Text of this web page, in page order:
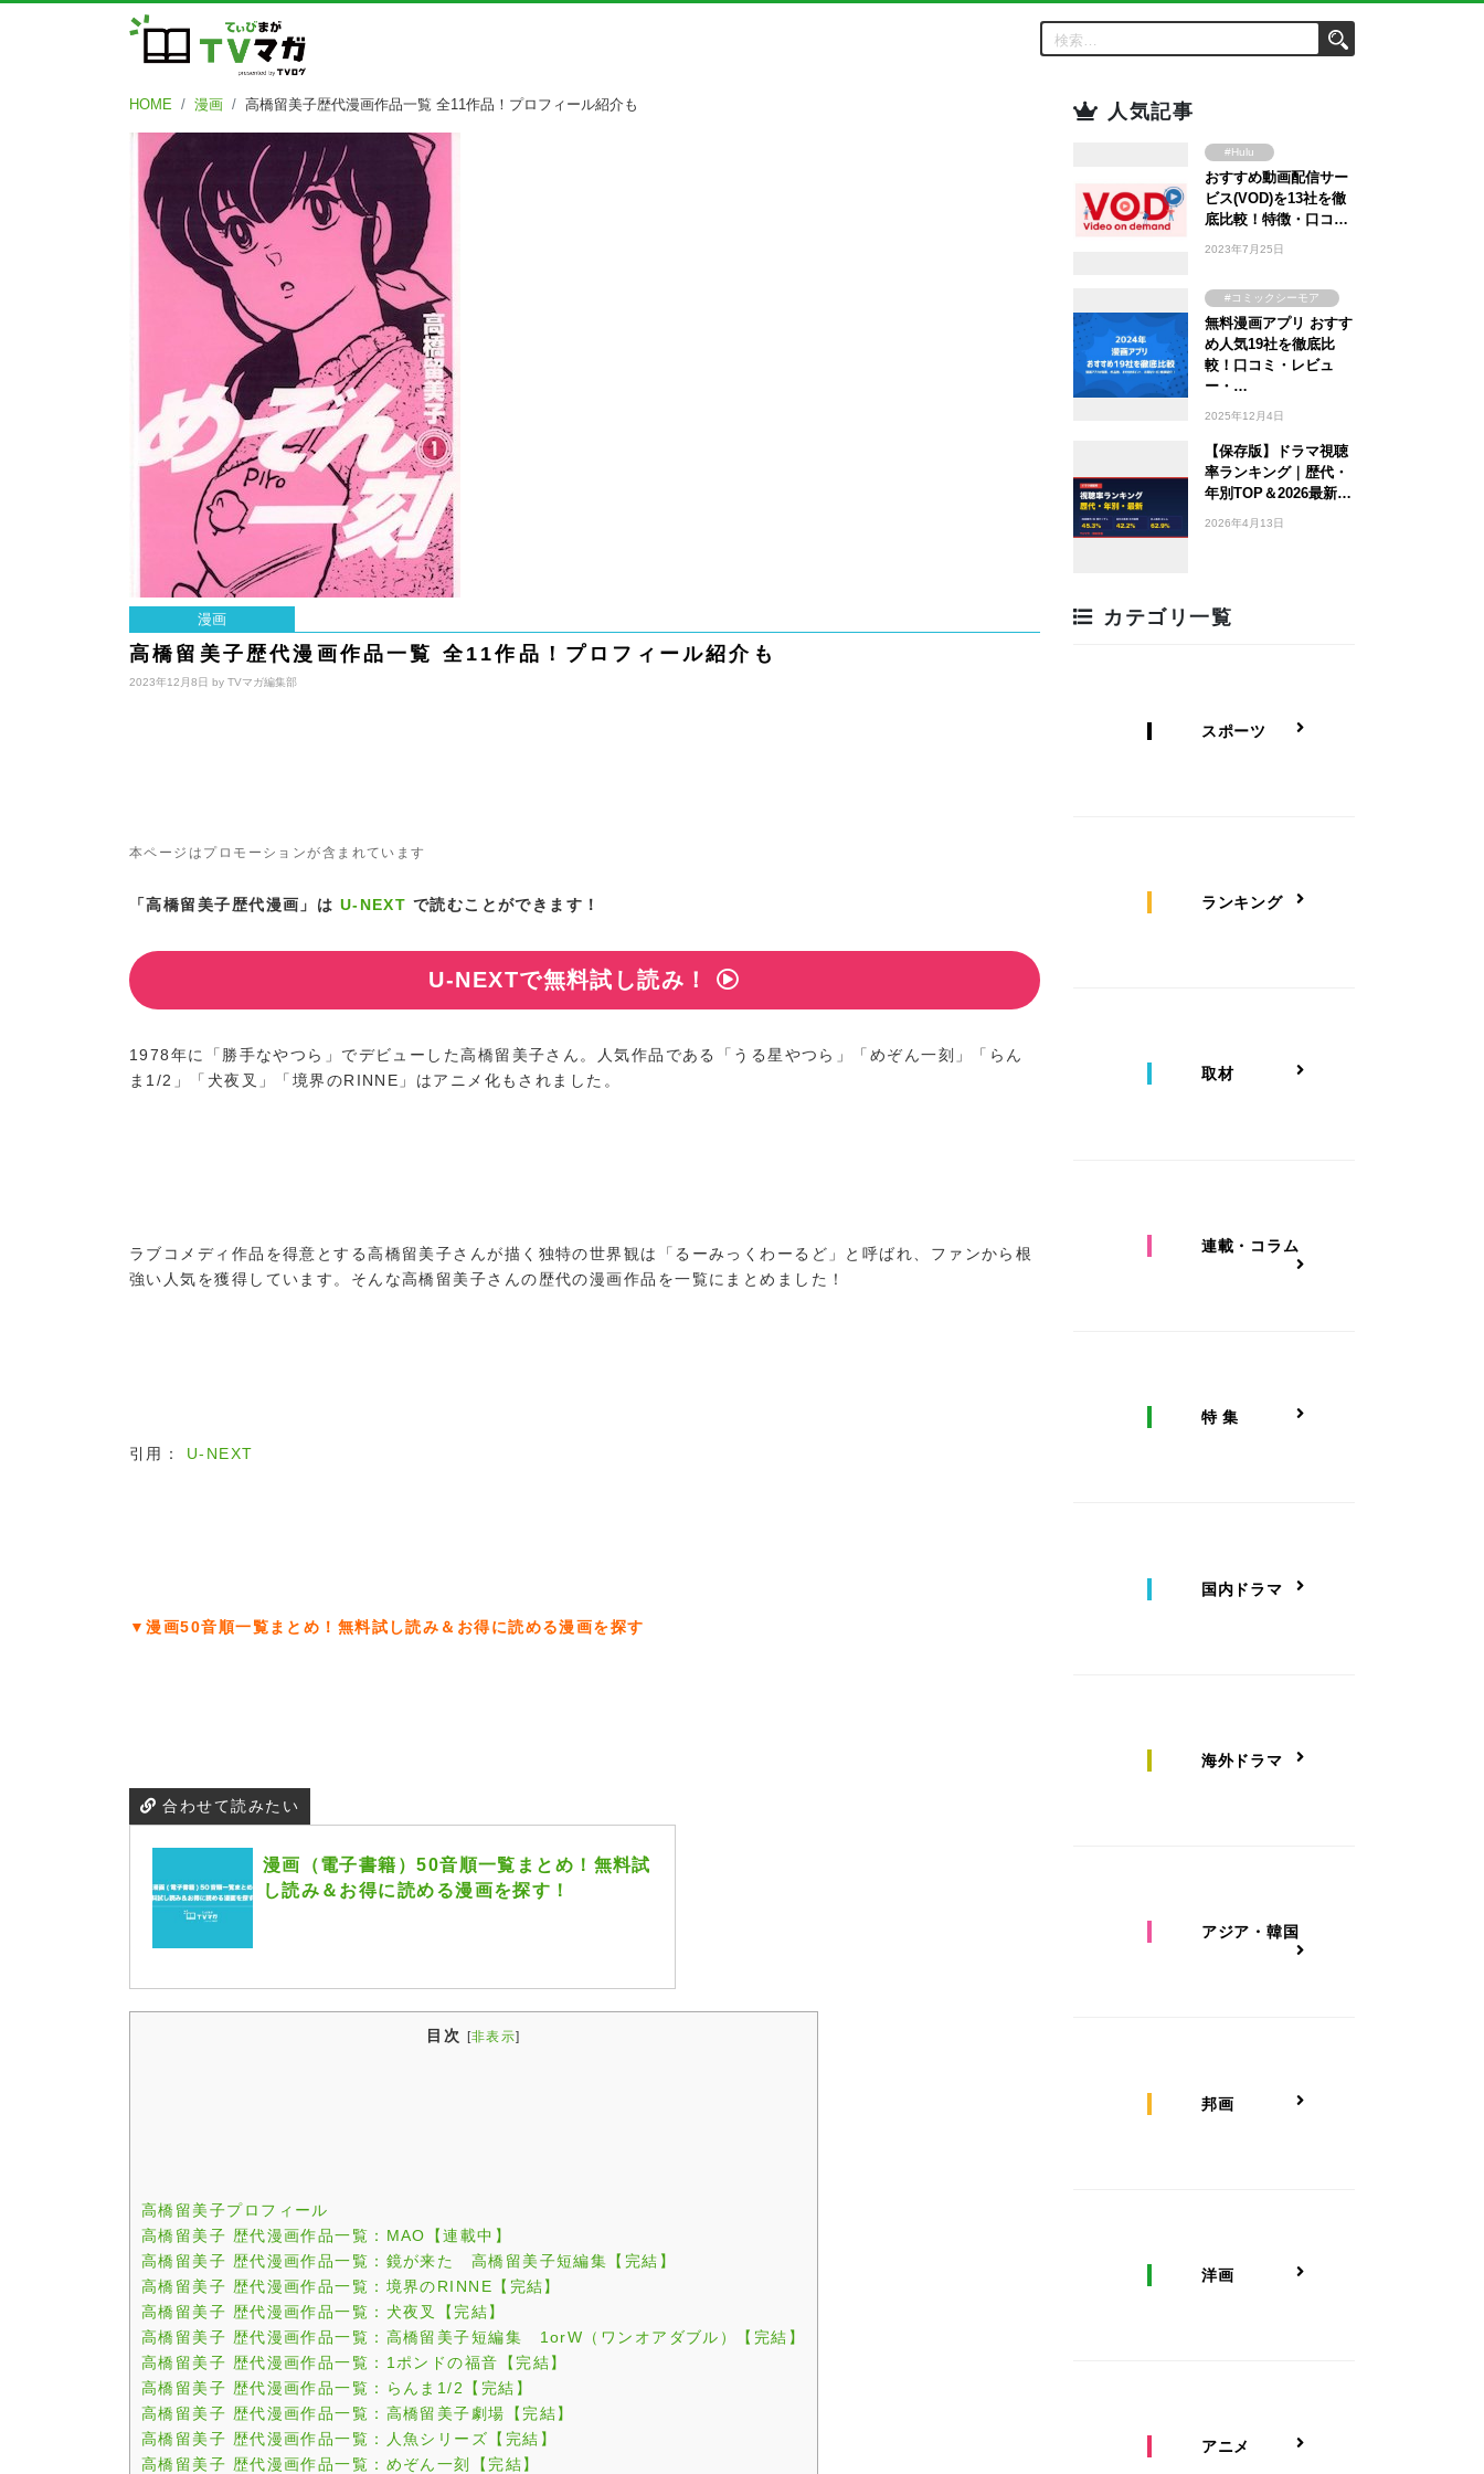
HOME 漫画 高橋留美子歴代漫画作品一覧 全11作品！プロフィール紹介も
漫画
高橋留美子歴代漫画作品一覧 全11作品！プロフィール紹介も
2023年12月8日 by TVマガ編集部
本ページはプロモーションが含まれています
「高橋留美子歴代漫画」は U-NEXT で読むことができます！
U-NEXTで無料試し読み！
1978年に「勝手なやつら」でデビューした高橋留美子さん。人気作品である「うる星やつら」「めぞん一刻」「らん
ま1/2」「犬夜叉」「境界のRINNE」はアニメ化もされました。
ラブコメディ作品を得意とする高橋留美子さんが描く独特の世界観は「るーみっくわーるど」と呼ばれ、ファンから根
強い人気を獲得しています。そんな高橋留美子さんの歴代の漫画作品を一覧にまとめました！
引用： U-NEXT
▼漫画50音順一覧まとめ！無料試し読み＆お得に読める漫画を探す
合わせて読みたい
漫画（電子書籍）50音順一覧まとめ！無料試
し読み＆お得に読める漫画を探す！
目次 [非表示]
高橋留美子プロフィール
高橋留美子 歴代漫画作品一覧：MAO【連載中】
高橋留美子 歴代漫画作品一覧：鏡が来た 高橋留美子短編集【完結】
高橋留美子 歴代漫画作品一覧：境界のRINNE【完結】
高橋留美子 歴代漫画作品一覧：犬夜叉【完結】
高橋留美子 歴代漫画作品一覧：高橋留美子短編集 1orW（ワンオアダブル）【完結】
高橋留美子 歴代漫画作品一覧：1ポンドの福音【完結】
高橋留美子 歴代漫画作品一覧：らんま1/2【完結】
高橋留美子 歴代漫画作品一覧：高橋留美子劇場【完結】
高橋留美子 歴代漫画作品一覧：人魚シリーズ【完結】
高橋留美子 歴代漫画作品一覧：めぞん一刻【完結】
人気記事
#Hulu
#Amazon Prime
Video
#FOD
#WOWOW
#ABEMA
#Lemino
#DMM TV
おすすめ動画配信サー
ビス(VOD)を13社を徹
底比較！特徴・口コ…
2023年7月25日
#コミックシーモア
#ebookjapan
#まんが王国
無料漫画アプリ おすす
め人気19社を徹底比
較！口コミ・レビュ
ー・…
2025年12月4日
【保存版】ドラマ視聴
率ランキング｜歴代・
年別TOP＆2026最新…
2026年4月13日
カテゴリ一覧
スポーツ
ランキング
取材
連載・コラム
特 集
国内ドラマ
海外ドラマ
アジア・韓国
邦画
洋画
アニメ